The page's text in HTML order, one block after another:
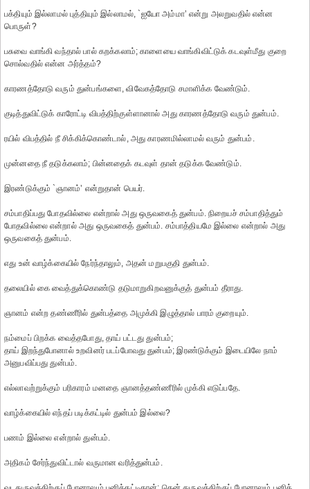
பக்தியும் இல்லாமல் புத்தியும் இல்லாமல், `ஐயோ அம்மா’ என்று அலறுவதில் என்ன
பொருள்?
பசுவை வாங்கி வந்தால் பால் கறக்கலாம்; காளையை வாங்கிவிட்டுக் கடவுள்மீது குறை
சொல்வதில் என்ன அர்த்தம்?
காரணத்தோடு வரும் துன்பங்களை, விவேகத்தோடு சமாளிக்க வேண்டும்.
குடித்துவிட்டுக் காரோட்டி விபத்திற்குள்ளானால் அது காரணத்தோடு வரும் துன்பம்.
ரயில் விபத்தில் நீ சிக்கிக்கொண்டால், அது காரணமில்லாமல் வரும் துன்பம்.
முன்னதை நீ தடுக்கலாம்; பின்னதைக் கடவுள் தான் தடுக்க வேண்டும்.
இரண்டுக்கும் `ஞானம்’ என்றுதான் பெயர்.
சம்பாதிப்பது போதவில்லை என்றால் அது ஒருவகைத் துன்பம். நிறையச் சம்பாதித்தும்
போதவில்லை என்றால் அது ஒருவகைத் துன்பம். சம்பாத்தியமே இல்லை என்றால் அது
ஒருவகைத் துன்பம்.
எது உன் வாழ்க்கையில் நேர்ந்தாலும், அதன் மறுபகுதி துன்பம்.
தலையில் கை வைத்துக்கொண்டு தடுமாறுகிறவனுக்குத் துன்பம் தீராது.
ஞானம் என்ற தண்ணீரில் துன்பத்தை அமுக்கி இழுத்தால் பாரம் குறையும்.
நம்மைப் பிறக்க வைத்தபோது, தாய் பட்டது துன்பம்;
தாய் இறந்துபோனால் உறவினர் படப்போவது துன்பம்; இரண்டுக்கும் இடையிலே நாம்
அனுபவிப்பது துன்பம்.
எல்லாவற்றுக்கும் பரிகாரம் மனதை ஞானத்தண்ணீரில் முக்கி எடுப்பதே.
வாழ்க்கையில் எந்தப் படிக்கட்டில் துன்பம் இல்லை?
பணம் இல்லை என்றால் துன்பம்.
அதிகம் சேர்ந்துவிட்டால் வருமான வரித்துன்பம்.